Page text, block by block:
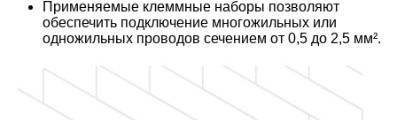
Применяемые клеммные наборы позволяют
обеспечить подключение многожильных или
одножильных проводов сечением от 0,5 до 2,5 мм².